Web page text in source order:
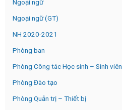
Ngoại ngữ
Ngoại ngữ (GT)
NH 2020-2021
Phòng ban
Phòng Công tác Học sinh – Sinh viên
Phòng Đào tạo
Phòng Quản trị – Thiết bị